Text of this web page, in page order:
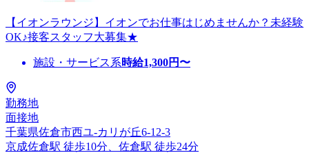
【イオンラウンジ】イオンでお仕事はじめませんか？未経験
OK♪接客スタッフ大募集★
施設・サービス系時給1,300円〜
勤務地
面接地
千葉県佐倉市西ユ-カリが丘6-12-3
京成佐倉駅 徒歩10分、佐倉駅 徒歩24分